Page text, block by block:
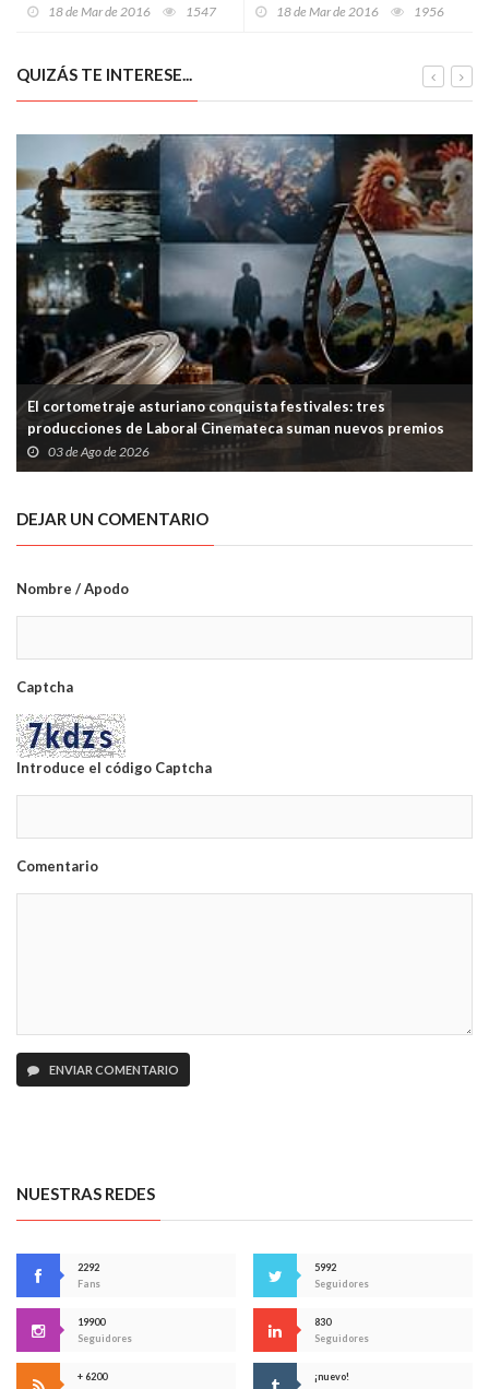
18 de Mar de 2016 1547 18 de Mar de 2016 1956
QUIZÁS TE INTERESE...
El cortometraje asturiano conquista festivales: tres
producciones de Laboral Cinemateca suman nuevos premios
03 de Ago de 2026
DEJAR UN COMENTARIO
Nombre / Apodo
Captcha
Introduce el código Captcha
Comentario
ENVIAR COMENTARIO
NUESTRAS REDES
2292
Fans
5992
Seguidores
19900
Seguidores
830
Seguidores
+ 6200
¡nuevo!